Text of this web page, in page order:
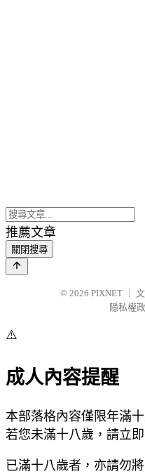
推薦文章
關閉搜尋
© 2026 PIXNET
隱私權
⚠️
成人內容提醒
本部落格內容僅限年滿
若您未滿十八歲，請立即
已滿十八歲者，亦請勿